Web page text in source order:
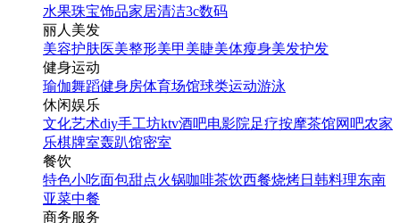
水果珠宝饰品家居清洁3c数码
丽人美发
美容护肤医美整形美甲美睫美体瘦身美发护发
健身运动
瑜伽舞蹈健身房体育场馆球类运动游泳
休闲娱乐
文化艺术diy手工坊ktv酒吧电影院足疗按摩茶馆网吧农家
乐棋牌室轰趴馆密室
餐饮
特色小吃面包甜点火锅咖啡茶饮西餐烧烤日韩料理东南
亚菜中餐
商务服务